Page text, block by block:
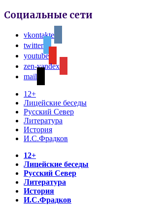
Социальные сети
vkontakte
twitter
youtube
zen-yandex
mail
12+
Лицейские беседы
Русский Север
Литература
История
И.С.Фрадков
12+
Лицейские беседы
Русский Север
Литература
История
И.С.Фрадков